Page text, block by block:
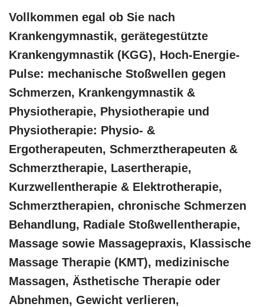
Vollkommen egal ob Sie nach
Krankengymnastik, gerätegestützte
Krankengymnastik (KGG), Hoch-Energie-
Pulse: mechanische Stoßwellen gegen
Schmerzen, Krankengymnastik &
Physiotherapie, Physiotherapie und
Physiotherapie: Physio- &
Ergotherapeuten, Schmerztherapeuten &
Schmerztherapie, Lasertherapie,
Kurzwellentherapie & Elektrotherapie,
Schmerztherapien, chronische Schmerzen
Behandlung, Radiale Stoßwellentherapie,
Massage sowie Massagepraxis, Klassische
Massage Therapie (KMT), medizinische
Massagen, Ästhetische Therapie oder
Abnehmen, Gewicht verlieren,